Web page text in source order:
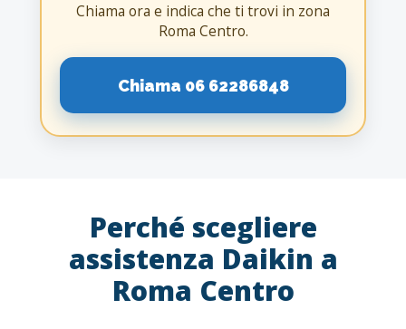
Chiama ora e indica che ti trovi in zona
Roma Centro.
Chiama 06 62286848
Perché scegliere
assistenza Daikin a
Roma Centro